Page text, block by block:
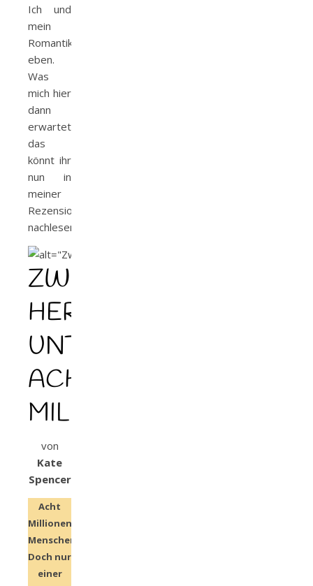
Ich und
mein
Romantikherz
eben.
Was
mich hier
dann
erwartete,
das
könnt ihr
nun in
meiner
Rezension
nachlesen.
ZWEI
HERZEN
UNTER
ACHT
MILLIONEN
von
Kate
Spencer
Acht
Millionen
Menschen.
Doch nur
einer